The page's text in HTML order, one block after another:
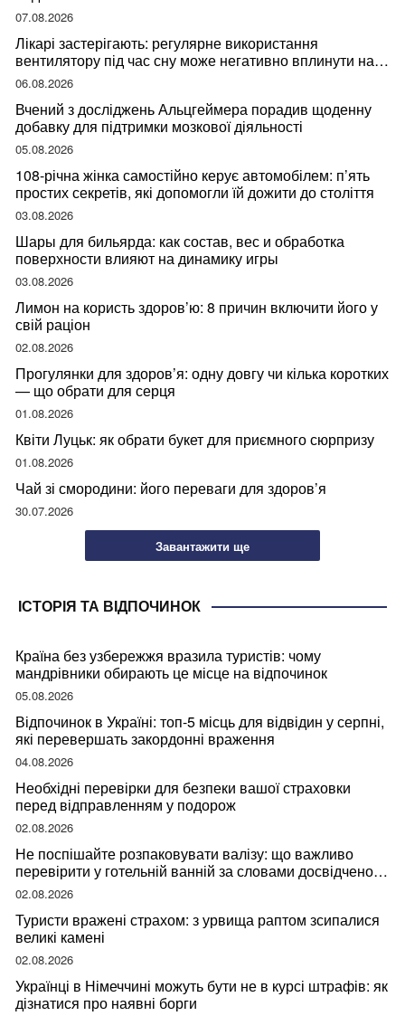
07.08.2026
Лікарі застерігають: регулярне використання
вентилятору під час сну може негативно вплинути на
ваше здоров’я
06.08.2026
Вчений з досліджень Альцгеймера порадив щоденну
добавку для підтримки мозкової діяльності
05.08.2026
108-річна жінка самостійно керує автомобілем: п’ять
простих секретів, які допомогли їй дожити до століття
03.08.2026
Шары для бильярда: как состав, вес и обработка
поверхности влияют на динамику игры
03.08.2026
Лимон на користь здоров’ю: 8 причин включити його у
свій раціон
02.08.2026
Прогулянки для здоров’я: одну довгу чи кілька коротких
— що обрати для серця
01.08.2026
Квіти Луцьк: як обрати букет для приємного сюрпризу
01.08.2026
Чай зі смородини: його переваги для здоров’я
30.07.2026
Завантажити ще
ІСТОРІЯ ТА ВІДПОЧИНОК
Країна без узбережжя вразила туристів: чому
мандрівники обирають це місце на відпочинок
05.08.2026
Відпочинок в Україні: топ-5 місць для відвідин у серпні,
які перевершать закордонні враження
04.08.2026
Необхідні перевірки для безпеки вашої страховки
перед відправленням у подорож
02.08.2026
Не поспішайте розпаковувати валізу: що важливо
перевірити у готельній ванній за словами досвідченої
мандрівниці
02.08.2026
Туристи вражені страхом: з урвища раптом зсипалися
великі камені
02.08.2026
Українці в Німеччині можуть бути не в курсі штрафів: як
дізнатися про наявні борги